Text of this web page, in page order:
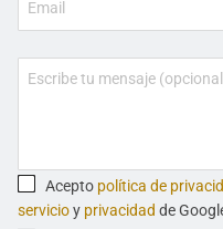
Acepto política de
servicioy privacidad de